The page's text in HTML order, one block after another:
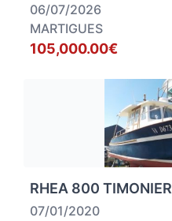
06/07/2026
MARTIGUES
105,000.00€
RHEA 800 TIMONIER
07/01/2020